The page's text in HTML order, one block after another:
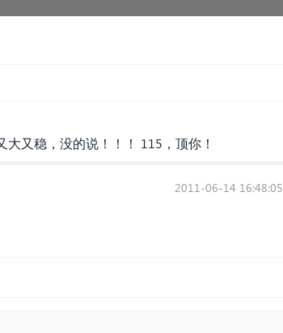
又稳，没的说！！！ 115，顶你！
2011-06-14 16:48:05